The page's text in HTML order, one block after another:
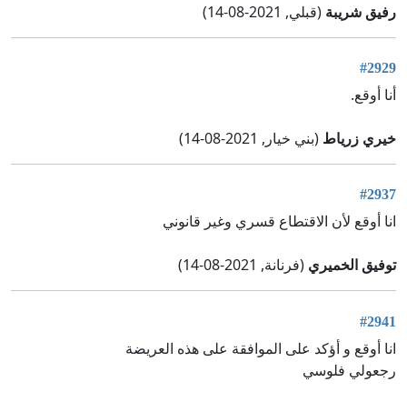
رفيق شريبة (قبلي, 2021-08-14)
#2929
أنا أوقع.
خيري زرياط (بني خيار, 2021-08-14)
#2937
انا أوقع لأن الاقتطاع قسري وغير قانوني
توفيق الخميري (فرنانة, 2021-08-14)
#2941
انا أوقع و أؤكد على الموافقة على هذه العريضة
رجعولي فلوسي